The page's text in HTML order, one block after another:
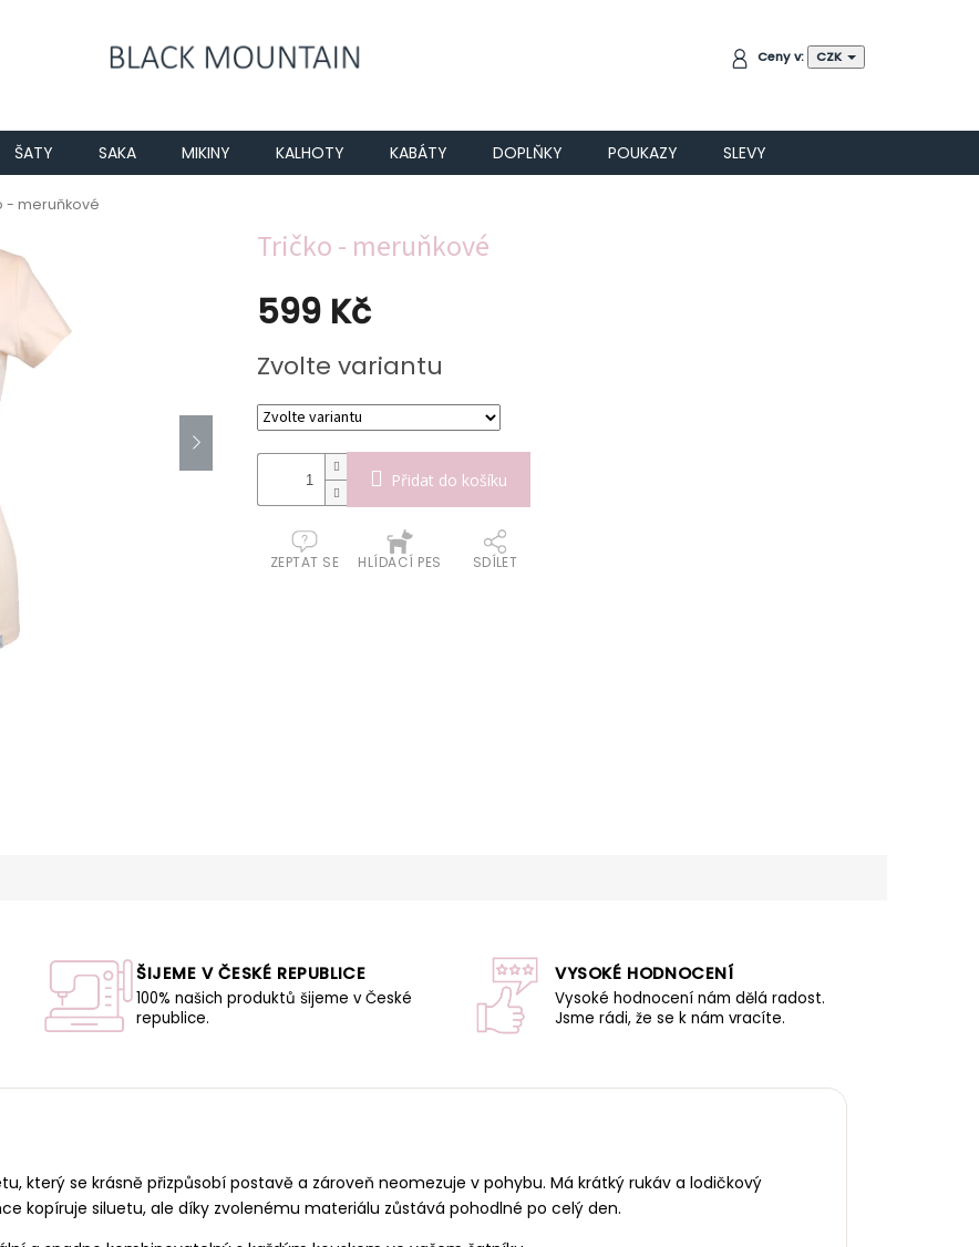
NÁKUPNÍCeny v: CZK
ŠATY SAKA MIKINY KALHOTY KABÁTY DOPLŇKY POUKAZY SLEVY
- meruňkové
Tričko - meruňkové
599 Kč
cena:
Zvolte variantu
Přidat do košíku
ZEPTAT SE HLÍDACÍ PES SDÍLET
ŠIJEME V ČESKÉ REPUBLICE
100% našich produktů šijeme v České
republice.
VYSOKÉ HODNOCENÍ
Vysoké hodnocení nám dělá radost.
Jsme rádi, že se k nám vracíte.
který se krásně přizpůsobí postavě a zároveň neomezuje v pohybu. Má krátký rukáv a lodičkový
kopíruje siluetu, ale díky zvolenému materiálu zůstává pohodlné po celý den.